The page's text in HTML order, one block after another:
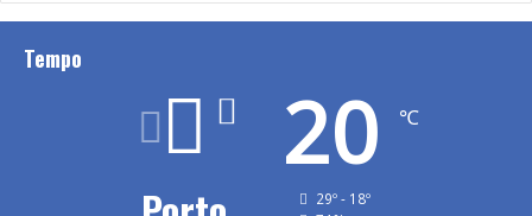
Tempo
20 ℃
29º - 18º